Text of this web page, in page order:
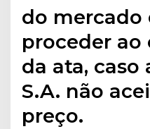
do mercado
proceder
da ata,
S.A. não
preço.